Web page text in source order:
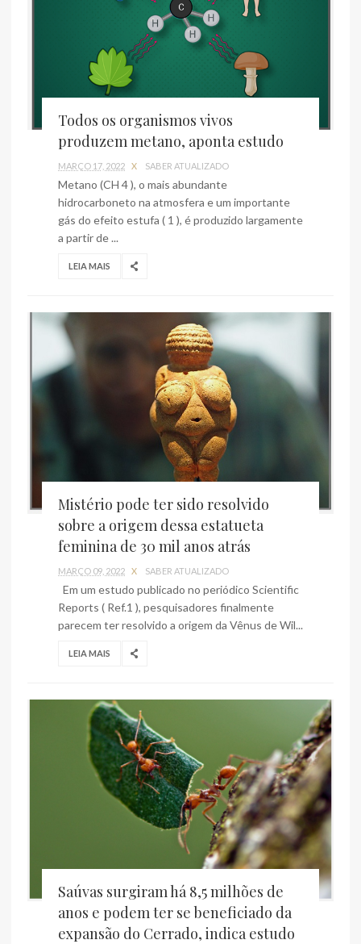
Todos os organismos vivos
produzem metano, aponta estudo
MARÇO 17, 2022 X SABER ATUALIZADO
Metano (CH 4 ), o mais abundante
hidrocarboneto na atmosfera e um importante
gás do efeito estufa ( 1 ), é produzido largamente
a partir de ...
LEIA MAIS
Mistério pode ter sido resolvido
sobre a origem dessa estatueta
feminina de 30 mil anos atrás
MARÇO 09, 2022 X SABER ATUALIZADO
Em um estudo publicado no periódico Scientific
Reports ( Ref.1 ), pesquisadores finalmente
parecem ter resolvido a origem da Vênus de Wil...
LEIA MAIS
Saúvas surgiram há 8,5 milhões de
anos e podem ter se beneficiado da
expansão do Cerrado, indica estudo